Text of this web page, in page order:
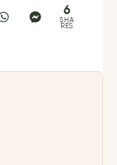
6
SHA
RES